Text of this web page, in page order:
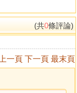
說非常重要，
行的核心。
(共0條評論)
上一頁 下一頁 最末頁